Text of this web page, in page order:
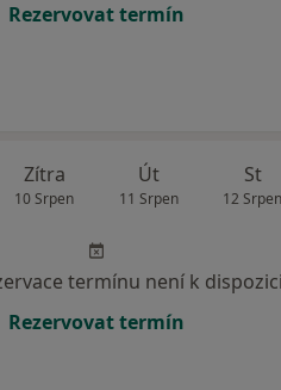
Rezervovat termín
Zítra
10 Srpen
Út
11 Srpen
St
12 Srpen
termínu není k dispozici
Rezervovat termín